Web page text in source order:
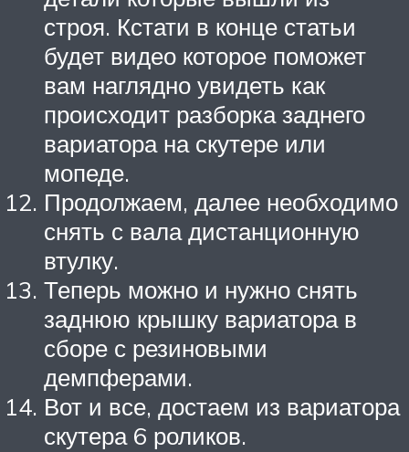
строя. Кстати в конце статьи
будет видео которое поможет
вам наглядно увидеть как
происходит разборка заднего
вариатора на скутере или
мопеде.
Продолжаем, далее необходимо
снять с вала дистанционную
втулку.
Теперь можно и нужно снять
заднюю крышку вариатора в
сборе с резиновыми
демпферами.
Вот и все, достаем из вариатора
скутера 6 роликов.